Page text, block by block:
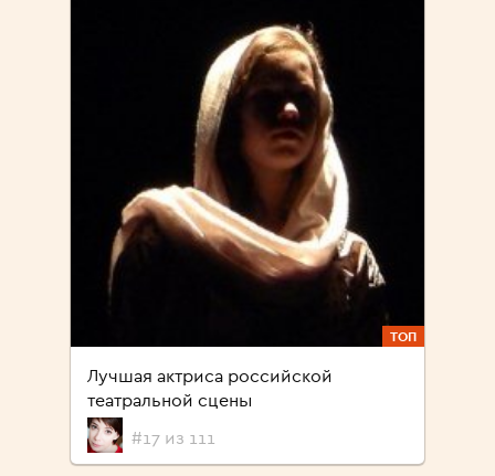
ТОП
Лучшая актриса российской
театральной сцены
#17 из 111